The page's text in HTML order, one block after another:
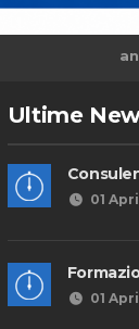
Ultime
01
01